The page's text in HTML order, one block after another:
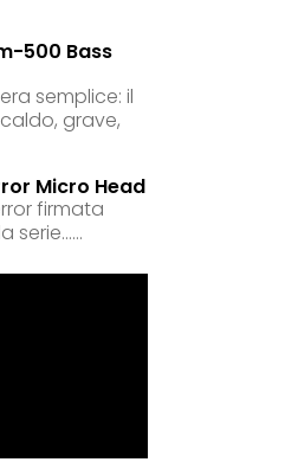
500 Bass
semplice: il
grave,
Micro Head
firmata
serie......